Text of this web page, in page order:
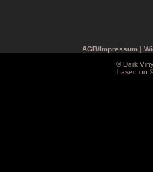
AGB/Impressum|
© Dark
based on